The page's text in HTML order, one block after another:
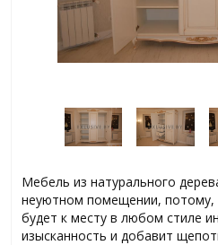
Мебель из натурального
неуютном помещении, потому,
будет к месту в любом стиле
изысканность и добавит